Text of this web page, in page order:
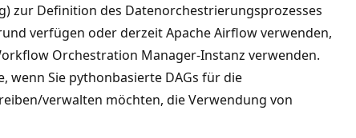
zur Definition des Datenorchestrierungsprozesses
verfügen oder derzeit Apache Airflow verwenden,
Orchestration Manager-Instanz verwenden.
wenn Sie pythonbasierte DAGs für die
verwalten möchten, die Verwendung von